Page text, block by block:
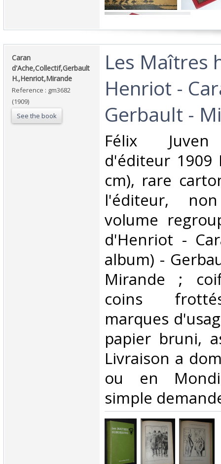
‎Caran
d'Ache,Collectif,Gerbault
H.,Henriot,Mirande‎
Reference : gm3682
(1909)
See the book
‎Les Maîtres
Henriot -
Gerbault -
‎Félix Juven
d'éditeur 1909
cm), rare
l'éditeur,
volume
d'Henriot -
album) -
Mirande ;
coins
marques
papier bruni,
Livraison a
ou en
simple